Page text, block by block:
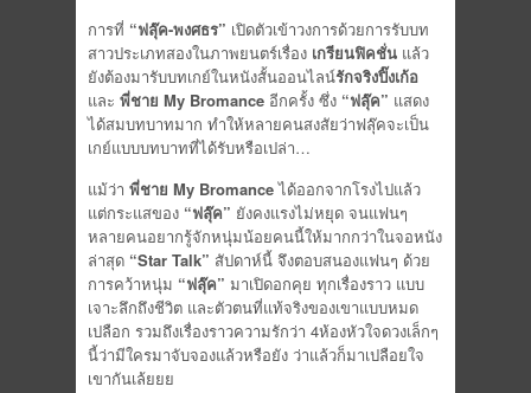
การที่ “ฟลุ๊ค-พงศธร” เปิดตัวเข้าวงการด้วยการรับบท
สาวประเภทสองในภาพยนตร์เรื่อง เกรียนฟิคชั่น แล้ว
ยังต้องมารับบทเกย์ในหนังสั้นออนไลน์รักจริงปิ๊งเก้อ
และ พี่ชาย My Bromance อีกครั้ง ซึ่ง “ฟลุ๊ค” แสดง
ได้สมบทบาทมาก ทำให้หลายคนสงสัยว่าฟลุ๊คจะเป็น
เกย์แบบบทบาทที่ได้รับหรือเปล่า…
แม้ว่า พี่ชาย My Bromanceได้ออกจากโรงไปแล้ว
แต่กระแสของ “ฟลุ๊ค” ยังคงแรงไม่หยุด จนแฟนๆ
หลายคนอยากรู้จักหนุ่มน้อยคนนี้ให้มากกว่าในจอหนัง
ล่าสุด “Star Talk” สัปดาห์นี้ จึงตอบสนองแฟนๆ ด้วย
การคว้าหนุ่ม “ฟลุ๊ค” มาเปิดอกคุย ทุกเรื่องราว แบบ
เจาะลึกถึงชีวิต และตัวตนที่แท้จริงของเขาแบบหมด
เปลือก รวมถึงเรื่องราวความรักว่า 4ห้องหัวใจดวงเล็กๆ
นี้ว่ามีใครมาจับจองแล้วหรือยัง ว่าแล้วก็มาเปลือยใจ
เขากันเล้ยยย